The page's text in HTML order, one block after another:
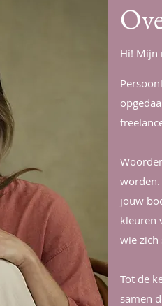
Hi! Mijn
worden.
jouw
kleuren
wie zich
Tot de
samen